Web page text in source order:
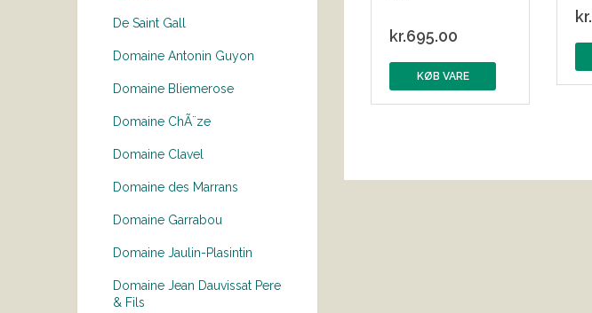
De Saint Gall
Domaine Antonin Guyon
Domaine Bliemerose
Domaine ChÃ¨ze
Domaine Clavel
Domaine des Marrans
Domaine Garrabou
Domaine Jaulin-Plasintin
Domaine Jean Dauvissat Pere
& Fils
kr.695.00
KØB VARE
kr.